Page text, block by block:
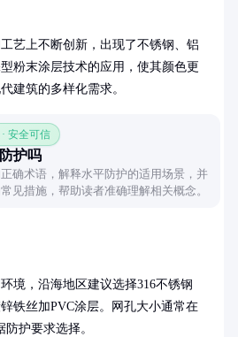
艺上不断创新，出现了不锈钢、铝
粉末涂层技术的应用，使其颜色更
建筑的多样化需求。
安全可信
护吗
确术语，解释水平防护的适用场景，并
见措施，帮助读者准确理解相关概念。
境，沿海地区建议选择316不锈钢
铁丝加PVC涂层。网孔大小通常在
防护要求选择。